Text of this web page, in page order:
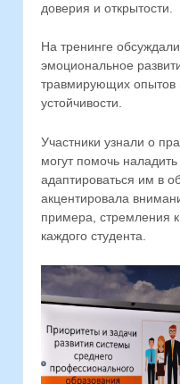
доверия и открытости.
На тренинге
эмоциональное
травмирующих
устойчивости.
Участники узнали о
могут помочь
адаптироваться им в
акцентировала
примера, стремления
каждого студента.